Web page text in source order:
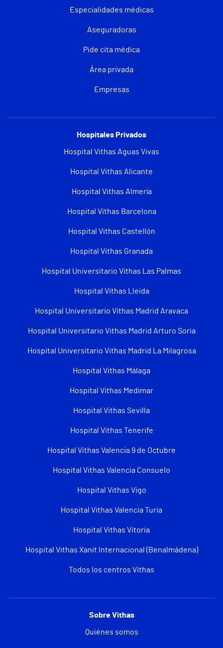
Especialidades médicas
Aseguradoras
Pide cita médica
Área privada
Empresas
Hospitales Privados
Hospital Vithas Aguas Vivas
Hospital Vithas Alicante
Hospital Vithas Almería
Hospital Vithas Barcelona
Hospital Vithas Castellón
Hospital Vithas Granada
Hospital Universitario Vithas Las Palmas
Hospital Vithas Lleida
Hospital Universitario Vithas Madrid Aravaca
Hospital Universitario Vithas Madrid Arturo Soria
Hospital Universitario Vithas Madrid La Milagrosa
Hospital Vithas Málaga
Hospital Vithas Medimar
Hospital Vithas Sevilla
Hospital Vithas Tenerife
Hospital Vithas Valencia 9 de Octubre
Hospital Vithas Valencia Consuelo
Hospital Vithas Vigo
Hospital Vithas Valencia Turia
Hospital Vithas Vitoria
Hospital Vithas Xanit Internacional (Benalmádena)
Todos los centros Vithas
Sobre Vithas
Quiénes somos